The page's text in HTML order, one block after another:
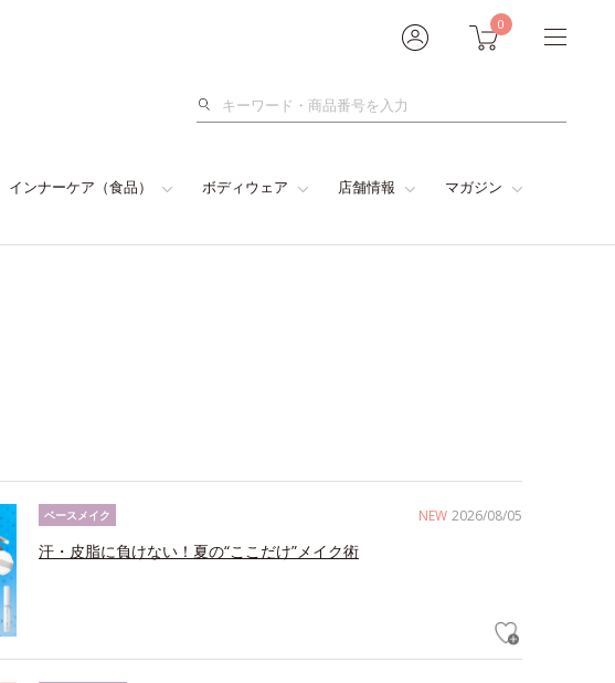
0
検
インナーケア（食品） ボディウェア 店舗情報 マガジン
NEW 2026/08/05
ベースメイク
汗・皮脂に負けない！夏の“ここだけ”メイク術